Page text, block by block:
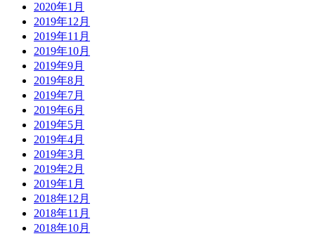
2020年1月
2019年12月
2019年11月
2019年10月
2019年9月
2019年8月
2019年7月
2019年6月
2019年5月
2019年4月
2019年3月
2019年2月
2019年1月
2018年12月
2018年11月
2018年10月